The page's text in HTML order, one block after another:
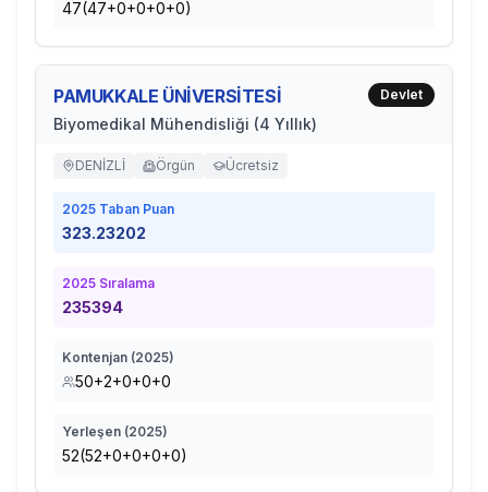
47(47+0+0+0+0)
PAMUKKALE ÜNİVERSİTESİ
Biyomedikal Mühendisliği (4 Yıllık)
Devlet
DENİZLİ Örgün Ücretsiz
2025 Taban Puan
323.23202
2025 Sıralama
235394
Kontenjan (2025)
50+2+0+0+0
Yerleşen (2025)
52(52+0+0+0+0)